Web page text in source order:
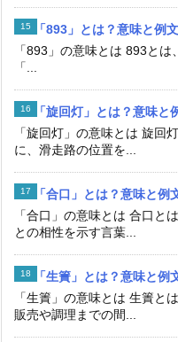
「893」とは？意味と例
「893」の意味とは 893と
「...
「旋回灯」とは？意味と
「旋回灯」の意味とは 旋回
に、滑走路の位置を...
「合口」とは？意味と例
「合口」の意味とは 合口と
との相性を示す言葉...
「生簀」とは？意味と例
「生簀」の意味とは 生簀と
販売や調理までの間...